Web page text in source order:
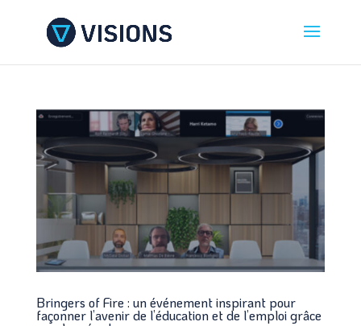
Bringers of Fire : un événement inspirant pour
façonner l’avenir de l’éducation et de l’emploi grâce